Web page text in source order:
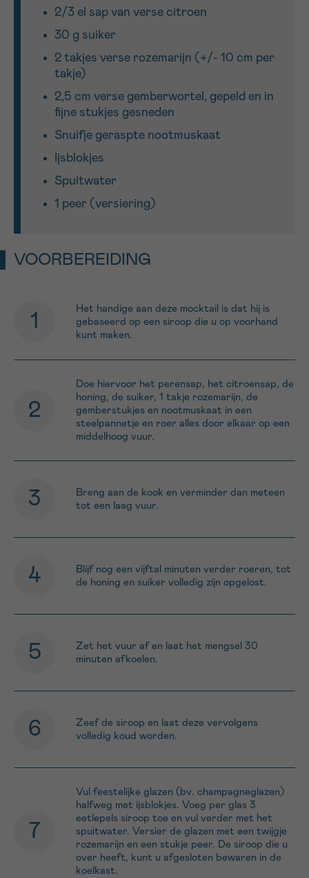
2/3 el sap van verse citroen
30 g suiker
2 takjes verse rozemarijn (+/- 10 cm per
takje)
2,5 cm verse gemberwortel, gepeld en in
fijne stukjes gesneden
Snuifje geraspte nootmuskaat
Ijsblokjes
Spuitwater
1 peer (versiering)
VOORBEREIDING
Het handige aan deze mocktail is dat hij is
gebaseerd op een siroop die u op voorhand
kunt maken.
Doe hiervoor het perensap, het citroensap, de
honing, de suiker, 1 takje rozemarijn, de
gemberstukjes en nootmuskaat in een
steelpannetje en roer alles door elkaar op een
middelhoog vuur.
Breng aan de kook en verminder dan meteen
tot een laag vuur.
Blijf nog een vijftal minuten verder roeren, tot
de honing en suiker volledig zijn opgelost.
Zet het vuur af en laat het mengsel 30
minuten afkoelen.
Zeef de siroop en laat deze vervolgens
volledig koud worden.
Vul feestelijke glazen (bv. champagneglazen)
halfweg met ijsblokjes. Voeg per glas 3
eetlepels siroop toe en vul verder met het
spuitwater. Versier de glazen met een twijgje
rozemarijn en een stukje peer. De siroop die u
over heeft, kunt u afgesloten bewaren in de
koelkast.